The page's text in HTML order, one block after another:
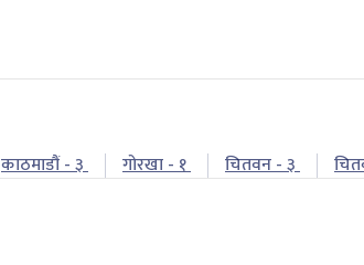
काठमाडौं - ३ गोरखा - १ चितवन - ३